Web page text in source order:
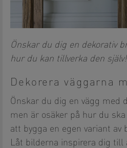
Önskar du dig en dekorativ
hur du kan tillverka den själv!
Dekorera väggarna
Önskar du dig en vägg med
men är osäker på hur du
att bygga en egen variant av
Låt bilderna inspirera dig till